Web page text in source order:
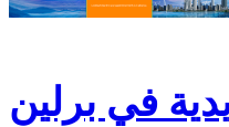
في برلين